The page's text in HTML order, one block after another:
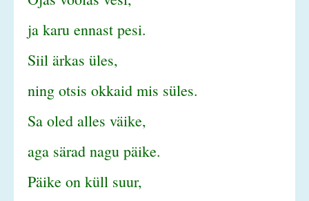
ja karu ennast pesi.
Siil ärkas üles,
ning otsis okkaid mis süles.
Sa oled alles väike,
aga särad nagu päike.
Päike on küll suur,